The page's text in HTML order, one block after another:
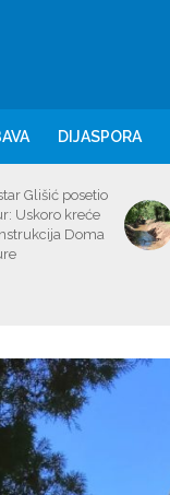
DIJASPORA
Glišić posetio
Uskoro kreće
Doma